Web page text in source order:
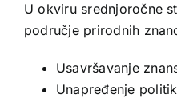
U okviru srednjoročne
područje prirodnih
Usavršavanje
Unapređenje